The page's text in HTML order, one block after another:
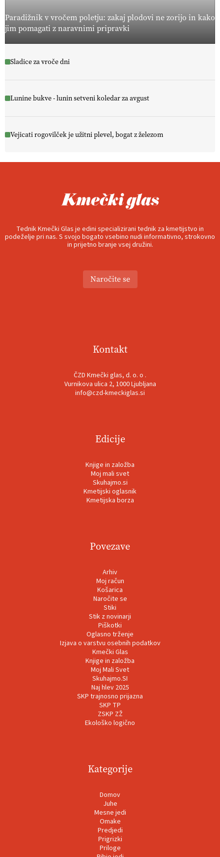
Paradižnik v vročem poletju: zakaj plodovi ne zorijo in kako
jim pomagati z naravnimi pripravki
Sladice za vroče dni
Lunine bukve - lunin setveni koledar za avgust
Vejicati rogovilček je užitni plevel, bogat z železom
Tednik Kmečki Glas je edini specializirani tednik za kmetijstvo in
podeželje pri nas. S svojo bogato vsebino nudi informativno, strokovno
in prijetno branje vsej družini.
Naročite se
Kontakt
ČZD Kmečki glas, d. o. o .
Vurnikova ulica 2, 1000 Ljubljana
info@czd-kmeckiglas.si
Edicije
Knjige in založba
Moj mali svet
Skuhajmo.si
Kmetijski oglasnik
Kmetijska borza
Povezave
Arhiv
Moj račun
Košarica
Naročite se
Stiki
Stik z novinarji
Piškotki
Oglasno trženje
Izjava o varstvu osebnih podatkov
Kmečki Glas
Knjige in založba
Moj Mali Svet
Skuhajmo.SI
Naj hlev 2025
SKP trajnosno prijazna
SKP TP
ZSKP ZŽ
Ekološko logično
Kategorije
Domov
Juhe
Mesne jedi
Omake
Predjedi
Prigrizki
Priloge